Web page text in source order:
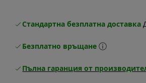
Стандартна безплатна доставка
Безплатно връщане
Пълна гаранция от